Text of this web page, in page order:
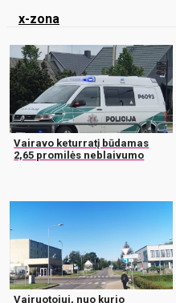
x-zona
Vairavo keturratį būdamas
2,65 promilės neblaivumo
Vairuotojui, nuo kurio